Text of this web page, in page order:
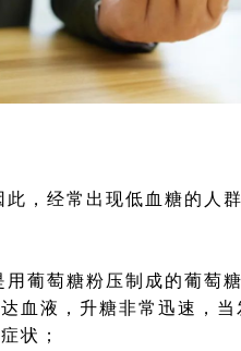
，经常出现低血糖的人
葡萄糖粉压制成的葡萄
血液，升糖非常迅速，
状；